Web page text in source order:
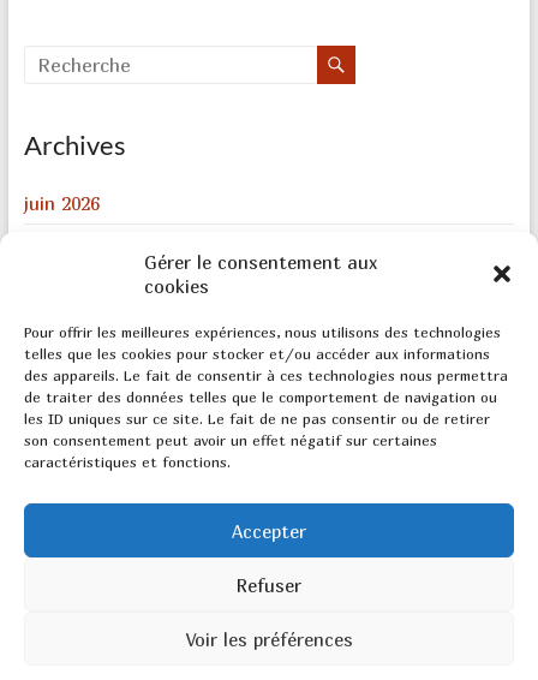
Gérer le consentement aux
cookies
Pour offrir les meilleures expériences, nous utilisons des technologies
telles que les cookies pour stocker et/ou accéder aux informations
des appareils. Le fait de consentir à ces technologies nous permettra
de traiter des données telles que le comportement de navigation ou
les ID uniques sur ce site. Le fait de ne pas consentir ou de retirer
son consentement peut avoir un effet négatif sur certaines
caractéristiques et fonctions.
Accepter
Refuser
Voir les préférences
Archives
juin 2026
décembre 2023
février 2022
août 2020
mai 2020
Meta
Connexion
. All rights reserved. Theme